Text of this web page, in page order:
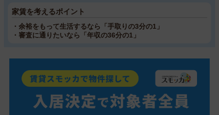
家賃を考えるポイント
・余裕をもって生活するなら「手取りの3分の1」
・審査に通りたいなら「年収の36分の1」